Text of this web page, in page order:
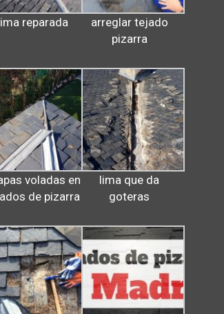
reparada
arreglar tejado
pizarra
voladas en
de pizarra
lima que da
goteras